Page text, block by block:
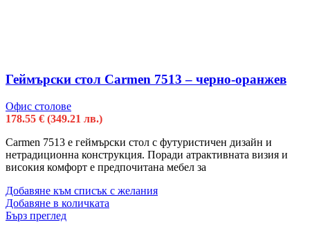
Геймърски стол Carmen 7513 – черно-оранжев
Офис столове
178.55 € (349.21 лв.)
Carmen 7513 е геймърски стол с футуристичен дизайн и
нетрадиционна конструкция. Поради атрактивната визия и
високия комфорт е предпочитана мебел за
Добавяне към списък с желания
Добавяне в количката
Бърз преглед